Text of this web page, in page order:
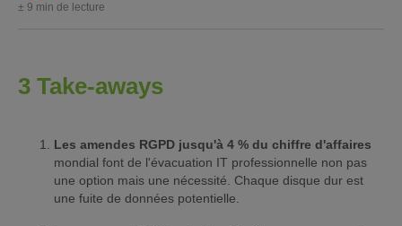
± 9 min de lecture
3 Take-aways
Les amendes RGPD jusqu'à 4 % du chiffre d'affaires
mondial font de l'évacuation IT professionnelle non pas
une option mais une nécessité. Chaque disque dur est
une fuite de données potentielle.